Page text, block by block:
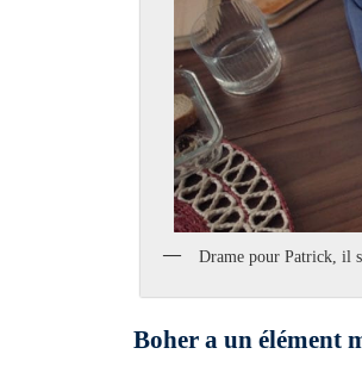
Drame pour Patrick, il
Boher a un élément